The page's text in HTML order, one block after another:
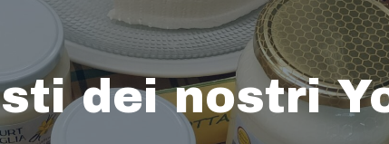
dei nostri